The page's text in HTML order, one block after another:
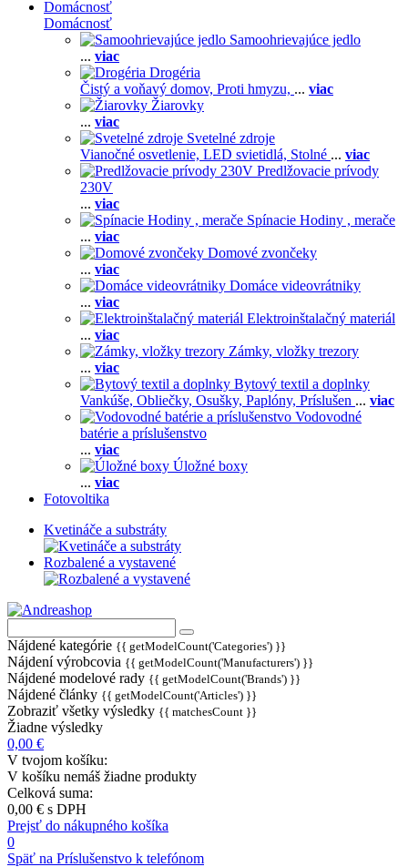
Domácnosť
Domácnosť
Samoohrievajúce jedlo
... viac
Drogéria
Čistý a voňavý domov, Proti hmyzu, ... viac
Žiarovky
... viac
Svetelné zdroje
Vianočné osvetlenie, LED svietidlá, Stolné ... viac
Predlžovacie prívody
230V
... viac
Spínacie Hodiny , merače
... viac
Domové zvončeky
... viac
Domáce videovrátniky
... viac
Elektroinštalačný materiál
... viac
Zámky, vložky trezory
... viac
Bytový textil a doplnky
Vankúše, Obliečky, Osušky, Paplóny, Príslušen ... viac
Vodovodné
batérie a príslušenstvo
... viac
Úložné boxy
... viac
Fotovoltika
Kvetináče a substráty
Rozbalené a vystavené
Nájdené kategórie {{ getModelCount('Categories') }}
Nájdení výrobcovia {{ getModelCount('Manufacturers') }}
Nájdené modelové rady {{ getModelCount('Brands') }}
Nájdené články {{ getModelCount('Articles') }}
Zobraziť všetky výsledky {{ matchesCount }}
Žiadne výsledky
0,00 €
V tvojom košíku:
V košíku nemáš žiadne produkty
Celková suma:
0,00 € s DPH
Prejsť do nákupného košíka
0
Späť na Príslušenstvo k telefónom